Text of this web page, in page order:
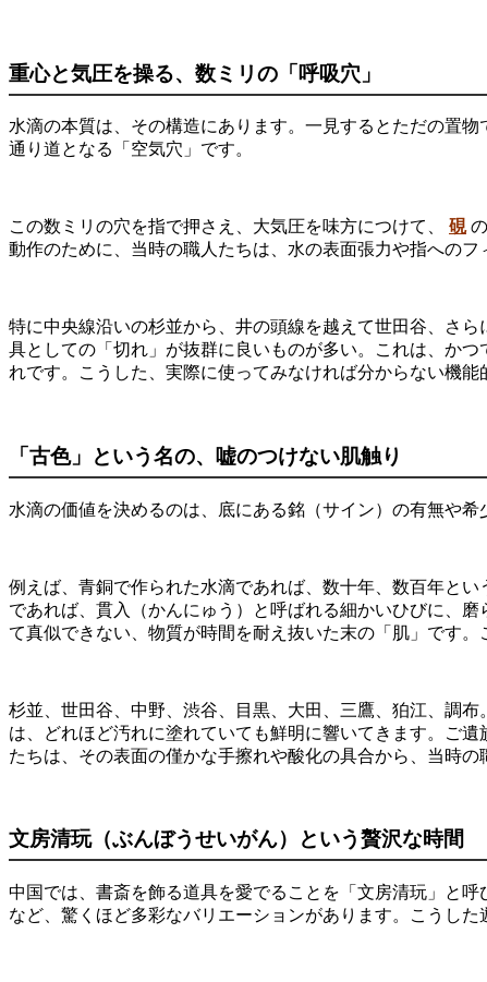
重心と気圧を操る、数ミリの「呼吸穴」
水滴の本質は、その構造にあります。一見するとただの置
通り道となる「空気穴」です。
この数ミリの穴を指で押さえ、大気圧を味方につけて、 硯の
動作のために、当時の職人たちは、水の表面張力や指へのフ
特に中央線沿いの杉並から、井の頭線を越えて世田谷、さ
具としての「切れ」が抜群に良いものが多い。これは、か
れです。こうした、実際に使ってみなければ分からない機
「古色」という名の、嘘のつけない肌触り
水滴の価値を決めるのは、底にある銘（サイン）の有無や
例えば、青銅で作られた水滴であれば、数十年、数百年と
であれば、貫入（かんにゅう）と呼ばれる細かいひびに、
て真似できない、物質が時間を耐え抜いた末の「肌」です。
杉並、世田谷、中野、渋谷、目黒、大田、三鷹、狛江、調
は、どれほど汚れに塗れていても鮮明に響いてきます。ご
たちは、その表面の僅かな手擦れや酸化の具合から、当時の
文房清玩（ぶんぼうせいがん）という贅沢な時間
中国では、書斎を飾る道具を愛でることを「文房清玩」と
など、驚くほど多彩なバリエーションがあります。こうした